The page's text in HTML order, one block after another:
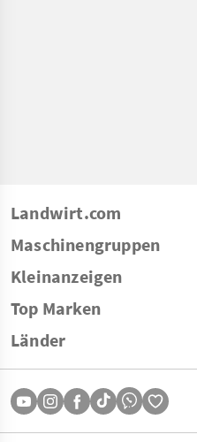
Landwirt.com
Maschinengruppen
Kleinanzeigen
Top Marken
Länder